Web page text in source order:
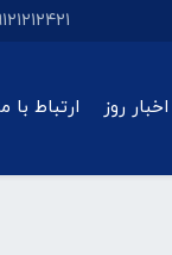
اخبار روز ارتباط با